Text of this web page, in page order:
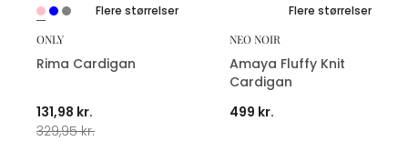
Flere størrelser
ONLY
Rima Cardigan
131,98 kr.
329,95 kr.
Flere størrelser
NEO NOIR
Amaya Fluffy Knit
Cardigan
499 kr.